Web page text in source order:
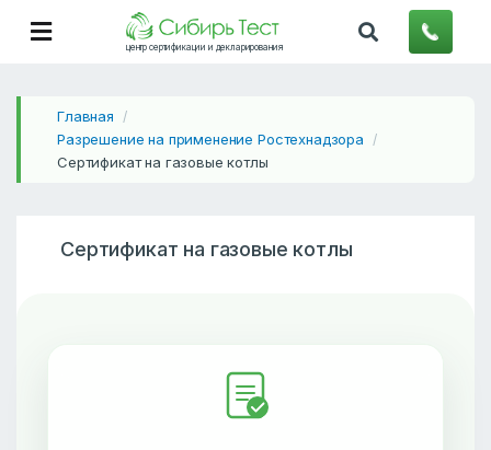
центр сертификации и декларирования
Главная /
Разрешение на применение Ростехнадзора /
Сертификат на газовые котлы
Сертификат на газовые котлы